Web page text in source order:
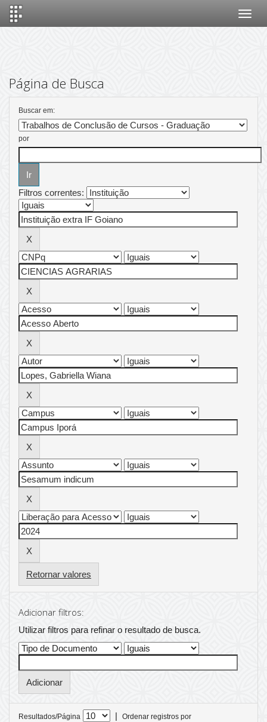
Página de Busca
Buscar em:
por
Filtros correntes:
Retornar valores
Adicionar filtros:
Utilizar filtros para refinar o resultado de busca.
Resultados/Página |
Ordenar registros por